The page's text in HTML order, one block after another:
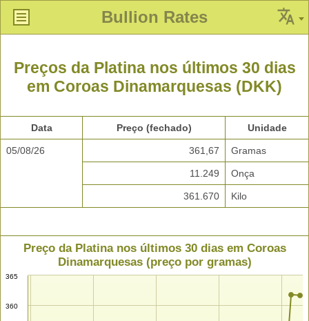
Bullion Rates
Preços da Platina nos últimos 30 dias
em Coroas Dinamarquesas (DKK)
Data Preço (fechado) Unidade
05/08/26 361,67 Gramas
11.249 Onça
361.670 Kilo
Preço da Platina nos últimos 30 dias em Coroas
Dinamarquesas (preço por gramas)
360
365